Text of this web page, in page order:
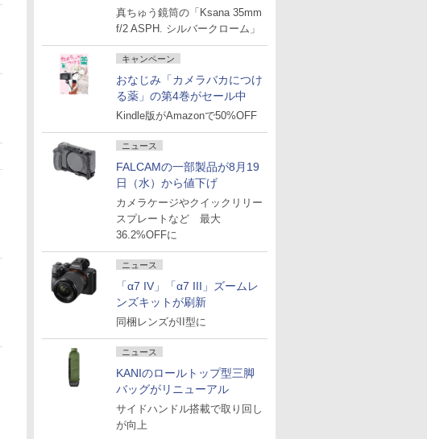
真ちゅう鏡筒の「Ksana 35mm
f/2 ASPH. シルバークローム」
キャンペーン
おなじみ「カメラバカにつけ
る薬」の第4巻がセール中
Kindle版がAmazonで50%OFF
ニュース
FALCAMの一部製品が8月19
日（水）から値下げ
カメラケージやクイックリリー
スプレートなど 最大
36.2%OFFに
ニュース
「α7 IV」「α7 III」ズームレ
ンズキットが刷新
同梱レンズがII型に
ニュース
KANIのロールトップ型三脚
バッグがリニューアル
サイドハンドル搭載で取り回し
が向上